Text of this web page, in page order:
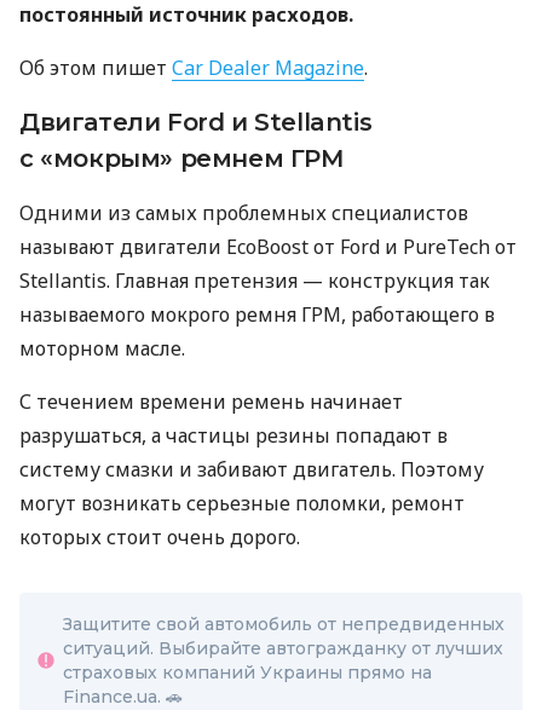
постоянный источник расходов.
Об этом пишет Car Dealer Magazine.
Двигатели Ford и Stellantis
с «мокрым» ремнем ГРМ
Одними из самых проблемных специалистов
называют двигатели EcoBoost от Ford и PureTech от
Stellantis. Главная претензия — конструкция так
называемого мокрого ремня ГРМ, работающего в
моторном масле.
С течением времени ремень начинает
разрушаться, а частицы резины попадают в
систему смазки и забивают двигатель. Поэтому
могут возникать серьезные поломки, ремонт
которых стоит очень дорого.
Защитите свой автомобиль от непредвиденных
ситуаций. Выбирайте автогражданку от лучших
страховых компаний Украины прямо на
Finance.ua. 🚗